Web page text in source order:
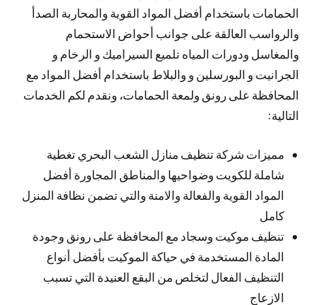
الحمامات باستخدام أفضل المواد القوية والمحاربة الصدأ
والرواسب العالقة على جوانب أحواض الاستحمام
والمغاسل ودورات المياه تلميع السيراميك و الرخام و
الجرانيت و البورسلين و والبلاط باستخدام أفضل المواد مع
المحافظة على رونق ولمعة الحمامات، ونقدم لكم الخدمات
التالية:
مميزات شركة تنظيف منازل الشعب البحري تغطية
شاملة للكويت وضواحيها والمناطق المجاورة أفضل
المواد القوية والفعالة والامنة والتي تضمن نظافة المنزل
كامل
تنظيف موكيت وسجاد مع المحافظة على رونق وجودة
المادة المستخدمة في حياكة الموكيت بأفضل أنواع
التنظيف الفعال لتخلص من البقع العنيدة التي تسبب
الازعاج